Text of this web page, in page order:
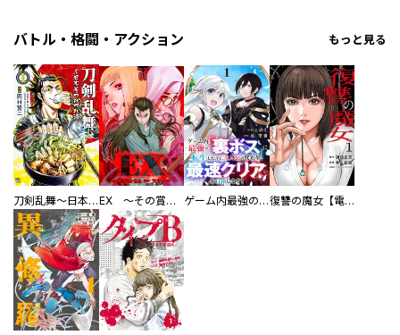
バトル・格闘・アクション もっと見る
刀剣乱舞～日本号つれづれ酒～ EX ～その賞金稼ぎは、世界の出口を探す～【単行本版】 ゲーム内最強の『裏ボス』に転生したので、主人公の代わりに最速クリアを目指します！【電子単行本版】 復讐の魔女【電子単行本版】